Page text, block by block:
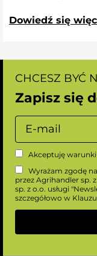
Dowiedź się
CHCESZ BYĆ
Zapisz się
Akceptuję warunki
Wyrażam zgodę
przez Agrihandler sp.
sp. z o.o. usługi
szczegółowo w